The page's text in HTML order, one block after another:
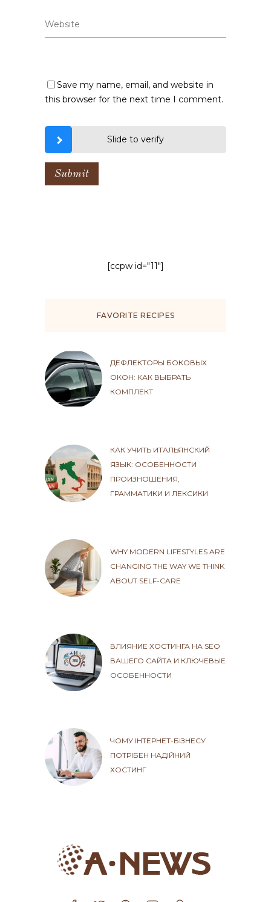
Save my name, email, and website in
this browser for the next time I comment.
Slide to verify
[ccpw id="11"]
FAVORITE RECIPES
ДЕФЛЕКТОРЫ БОКОВЫХ
ОКОН: КАК ВЫБРАТЬ
КОМПЛЕКТ
КАК УЧИТЬ ИТАЛЬЯНСКИЙ
ЯЗЫК: ОСОБЕННОСТИ
ПРОИЗНОШЕНИЯ,
ГРАММАТИКИ И ЛЕКСИКИ
WHY MODERN LIFESTYLES ARE
CHANGING THE WAY WE THINK
ABOUT SELF-CARE
ВЛИЯНИЕ ХОСТИНГА НА SEO
ВАШЕГО САЙТА И КЛЮЧЕВЫЕ
ОСОБЕННОСТИ
ЧОМУ ІНТЕРНЕТ-БІЗНЕСУ
ПОТРІБЕН НАДІЙНИЙ
ХОСТИНГ